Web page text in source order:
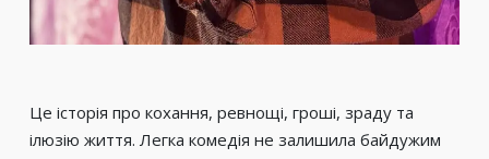
Це історія про кохання, ревнощі, гроші, зраду та
ілюзію життя. Легка комедія не залишила байдужим